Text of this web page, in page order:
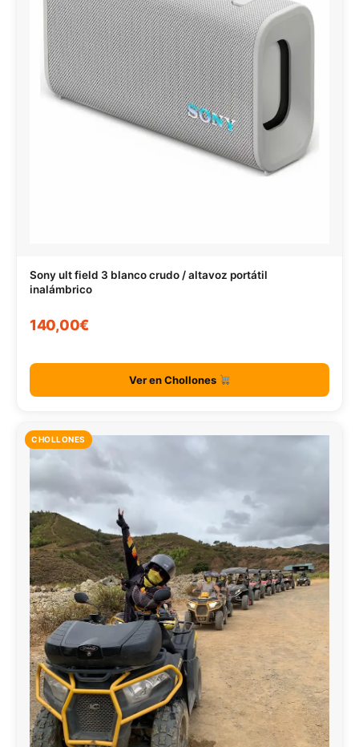
Sony ult field 3 blanco crudo / altavoz portátil
inalámbrico
140,00€
Ver en Chollones
CHOLLONES